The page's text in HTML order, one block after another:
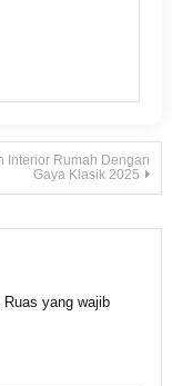
Interior Rumah Dengan
Gaya Klasik 2025
Ruas yang wajib